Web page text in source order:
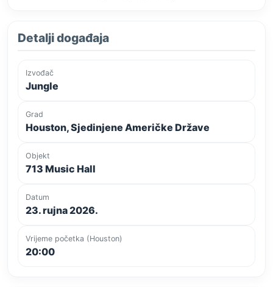
Detalji događaja
Izvođač
Jungle
Grad
Houston, Sjedinjene Američke Države
Objekt
713 Music Hall
Datum
23. rujna 2026.
Vrijeme početka (Houston)
20:00